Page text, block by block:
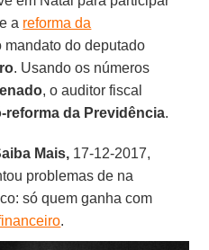
a reforma da
mandato do deputado
. Usando os números
, o auditor fiscal
reforma da Previdência.
Mais, 17-12-2017,
problemas de na
só quem ganha com
.